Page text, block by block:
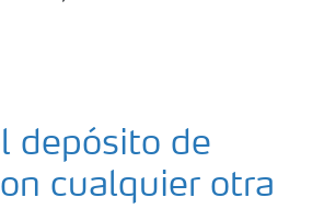
depósito de
cualquier otra